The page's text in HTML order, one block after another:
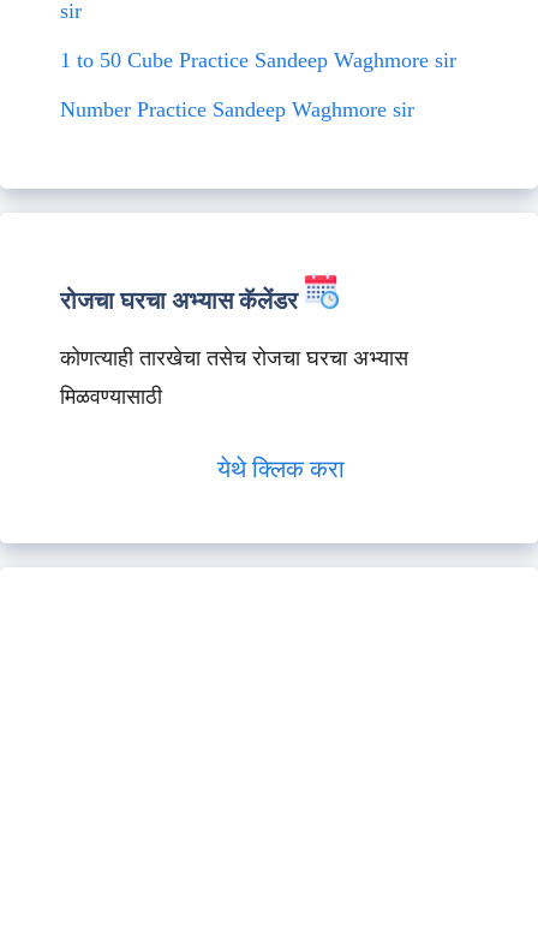
sir
1 to 50 Cube Practice Sandeep Waghmore sir
Number Practice Sandeep Waghmore sir
रोजचा घरचा अभ्यास कॅलेंडर
कोणत्याही तारखेचा तसेच रोजचा घरचा अभ्यास
मिळवण्यासाठी
येथे क्लिक करा